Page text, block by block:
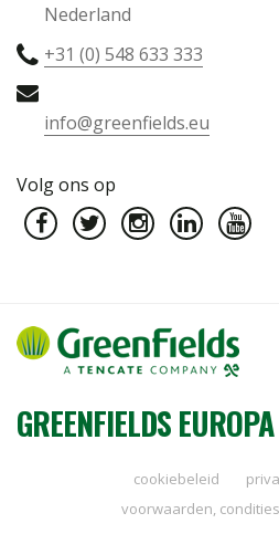
Nederland
+31 (0) 548 633 333
info@greenfields.eu
Volg ons op
GREENFIELDS EUROPA
cookiebeleid
voorwaarden,